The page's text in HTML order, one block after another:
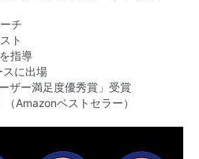
チ
ト
指導
スに出場
ザー満足度優秀賞」受賞
Amazonベストセラー）